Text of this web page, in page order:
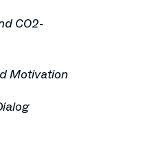
CO2-
Motivation